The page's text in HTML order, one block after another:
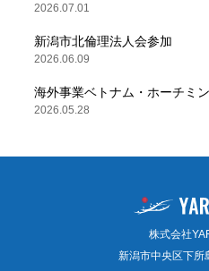
2026.07.01
新潟市北倫理法人会参加
2026.06.09
海外事業ベトナム・ホーチミン
2026.05.28
株式会社
新潟市中央区下所